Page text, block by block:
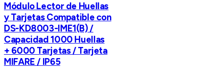
Módulo Lector de Huellas
y Tarjetas Compatible con
DS-KD8003-IME1(B) /
Capacidad 1000 Huellas
+ 6000 Tarjetas / Tarjeta
MIFARE / IP65